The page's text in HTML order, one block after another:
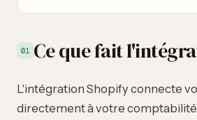
01 Ce que fait
L'intégration Shopify connecte
directement à votre comptabilité